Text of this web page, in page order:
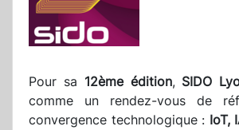
Pour sa 12ème édition, SIDO
comme un rendez-vous de
convergence technologique : IoT,